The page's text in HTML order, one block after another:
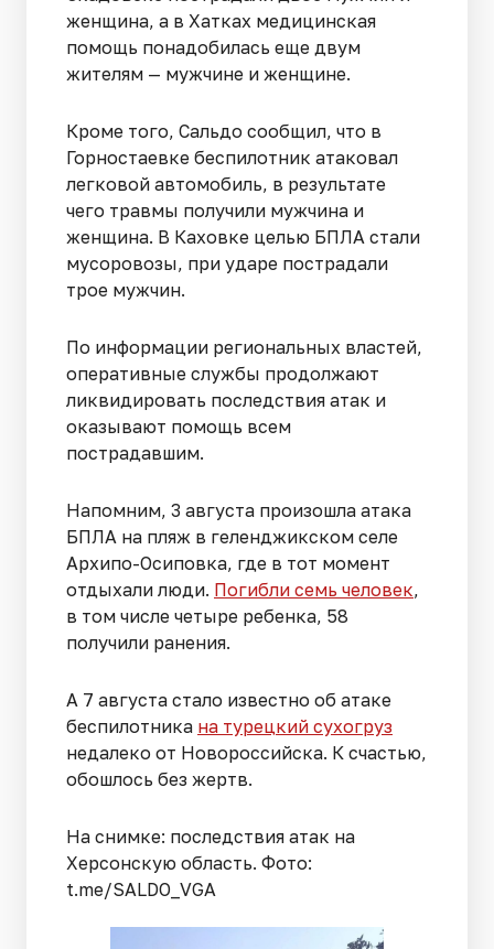
женщина, а в Хатках медицинская
помощь понадобилась еще двум
жителям — мужчине и женщине.
Кроме того, Сальдо сообщил, что в
Горностаевке беспилотник атаковал
легковой автомобиль, в результате
чего травмы получили мужчина и
женщина. В Каховке целью БПЛА стали
мусоровозы, при ударе пострадали
трое мужчин.
По информации региональных властей,
оперативные службы продолжают
ликвидировать последствия атак и
оказывают помощь всем
пострадавшим.
Напомним, 3 августа произошла атака
БПЛА на пляж в геленджикском селе
Архипо-Осиповка, где в тот момент
отдыхали люди. Погибли семь человек,
в том числе четыре ребенка, 58
получили ранения.
А 7 августа стало известно об атаке
беспилотника на турецкий сухогруз
недалеко от Новороссийска. К счастью,
обошлось без жертв.
На снимке: последствия атак на
Херсонскую область. Фото:
t.me/SALDO_VGA